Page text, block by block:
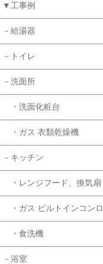
▼工事例
－給湯器
－トイレ
－洗面所
・洗面化粧台
・ガス 衣類乾燥機
－キッチン
・レンジフード、換気扇
・ガス ビルトインコンロ
・食洗機
－浴室